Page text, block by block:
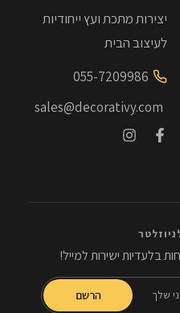
יצירות מתכת ועץ ייחודיות
לעיצוב הבית
055-7209986
sales@decorativy.com
בלעדיות ישירות למייל!
הרשם